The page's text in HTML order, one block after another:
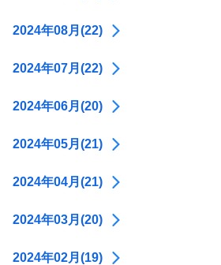
2024年08月(22)
2024年07月(22)
2024年06月(20)
2024年05月(21)
2024年04月(21)
2024年03月(20)
2024年02月(19)